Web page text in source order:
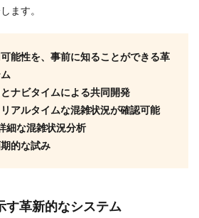
ます。
可能性を、事前に知ることができる革
とナビタイムによる共同開発
リアルタイムな混雑状況が確認可能
細な混雑状況分析
的な試み
す革新的なシステム